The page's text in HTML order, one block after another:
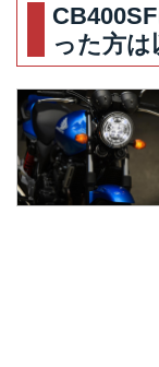
った方は